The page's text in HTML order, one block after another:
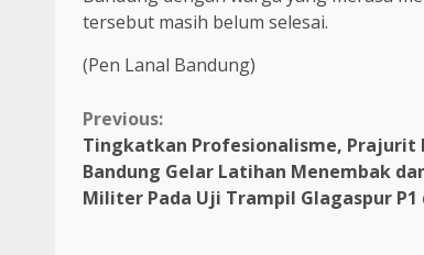
tersebut masih belum selesai.
(Pen Lanal Bandung)
Continue
Reading
Previous:
Tingkatkan Profesionalisme, Prajurit
Bandung Gelar Latihan Menembak
Militer Pada Uji Trampil Glagaspur P1